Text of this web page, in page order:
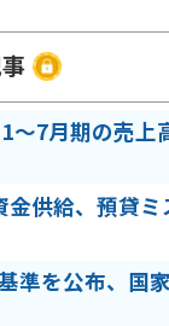
～7月期の売上
金供給、預貸
準を公布、国